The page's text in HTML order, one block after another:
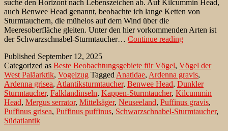
suche den Horizont nach Lebenszeichen ab. Auf Kilcummin Head,
auch Benwee Head genannt, beobachte ich lange Ketten von
Sturmtauchern, die mühelos auf dem Wind über die
Meeresoberfläche gleiten. Unter den hier vorkommenden Arten ist
der Schwarzschnabel-Sturmtaucher… Continue readingMittelsäger
Küste
im
Nordwesten
Irlands
vorbei
Published September 12, 2025
Categorized as Beste Beobachtungsgebiete für Vögel, Vögel der
West Paläarktik, Vogelzug TaggedAnatidae, Ardenna gravis,
Ardenna grisea, Atlantiksturmtaucher, Benwee Head, Dunkler
Sturmtaucher, Falklandinseln, Kappen-Sturmtaucher, Kilcummin
Head, Mergus serrator, Mittelsäger, Neuseeland, Puffinus gravis,
Puffinus grisea, Puffinus puffinus, Schwarzschnabel-Sturmtaucher,
Südatlantik